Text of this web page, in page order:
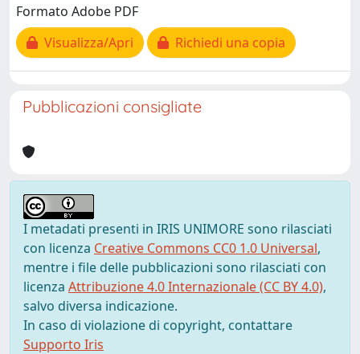
Formato Adobe PDF
Visualizza/Apri
Richiedi una copia
Pubblicazioni consigliate
I metadati presenti in IRIS UNIMORE sono rilasciati
con licenza Creative Commons CC0 1.0 Universal,
mentre i file delle pubblicazioni sono rilasciati con
licenza Attribuzione 4.0 Internazionale (CC BY 4.0),
salvo diversa indicazione.
In caso di violazione di copyright, contattare
Supporto Iris